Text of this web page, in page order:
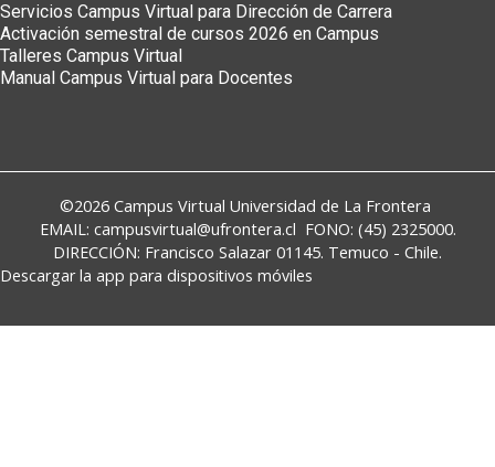
Servicios Campus Virtual para Dirección de Carrera
Activación semestral de cursos 2026 en Campus
Talleres Campus Virtual
Manual Campus Virtual para Docentes
©2026 Campus Virtual Universidad de La Frontera
EMAIL: campusvirtual@ufrontera.cl FONO: (45) 2325000.
DIRECCIÓN: Francisco Salazar 01145. Temuco - Chile.
Descargar la app para dispositivos móviles